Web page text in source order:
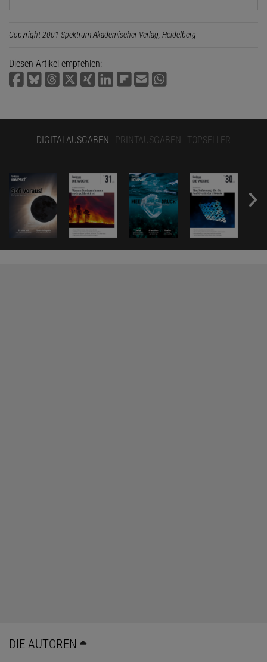
Copyright 2001 Spektrum Akademischer Verlag, Heidelberg
Diesen Artikel empfehlen:
DIGITALAUSGABEN PRINTAUSGABEN TOPSELLER
DIE AUTOREN